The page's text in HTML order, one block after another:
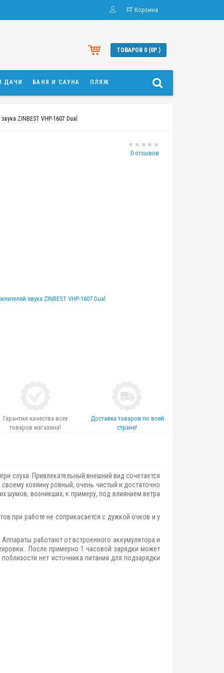
Корзина
ТОВАРОВ 0 (0Р.)
ДАЧИ БАНЯ И САУНА ПЛЯЖ
ZINBEST VHP-1607 Dual
0 отзывов
звука ZINBEST VHP-1607 Dual
Гарантия качества всех
товаров магазина!
Доставка товаров по всей
стране!
слуха. Привлекательный внешний вид сочетается
хозяину ровный, очень чистый и достаточно
шумов, возникших, к примеру, под влиянием ветра
при работе не соприкасается с дужкой очков и у
работают от встроенного аккумулятора и
После примерно 1 часовой зарядки может
нет источника питания для подзарядки